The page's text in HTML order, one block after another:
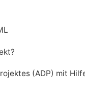
(ADP) mit